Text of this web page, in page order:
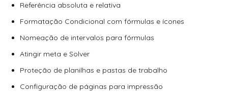
Referência absoluta e relativa
Formatação Condicional com fórmulas e ícones
Nomeação de intervalos para fórmulas
Atingir meta e Solver
Proteção de planilhas e pastas de trabalho
Configuração de páginas para impressão